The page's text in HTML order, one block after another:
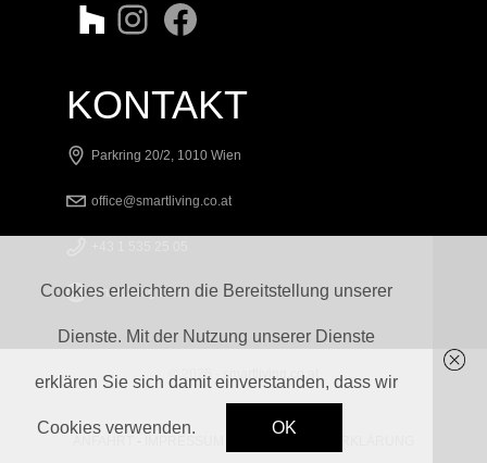
KONTAKT
Parkring 20/2, 1010 Wien
office@smartliving.co.at
smartliving.co.at
© 2025 - smartliving.co.at
-
Cookies erleichtern die Bereitstellung unserer
Dienste. Mit der Nutzung unserer Dienste
erklären Sie sich damit einverstanden, dass wir
Cookies verwenden. OK